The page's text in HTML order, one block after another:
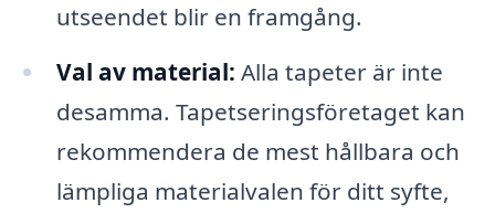
utseendet blir en framgång.
Val av material: Alla tapeter är inte
desamma. Tapetseringsföretaget kan
rekommendera de mest hållbara och
lämpliga materialvalen för ditt syfte,